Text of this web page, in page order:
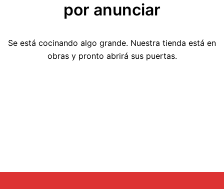
por anunciar
Se está cocinando algo grande. Nuestra tienda está en
obras y pronto abrirá sus puertas.